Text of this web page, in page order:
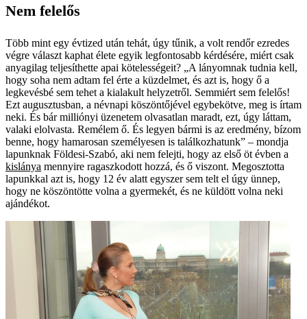
Nem felelős
Több mint egy évtized után tehát, úgy tűnik, a volt rendőr ezredes
végre választ kaphat élete egyik legfontosabb kérdésére, miért csak
anyagilag teljesíthette apai kötelességeit? „A lányomnak tudnia kell,
hogy soha nem adtam fel érte a küzdelmet, és azt is, hogy ő a
legkevésbé sem tehet a kialakult helyzetről. Semmiért sem felelős!
Ezt augusztusban, a névnapi köszöntőjével egybekötve, meg is írtam
neki. És bár milliónyi üzenetem olvasatlan maradt, ezt, úgy láttam,
valaki elolvasta. Remélem ő. És legyen bármi is az eredmény, bízom
benne, hogy hamarosan személyesen is találkozhatunk” – mondja
lapunknak Földesi-Szabó, aki nem felejti, hogy az első öt évben a
kislánya mennyire ragaszkodott hozzá, és ő viszont. Megosztotta
lapunkkal azt is, hogy 12 év alatt egyszer sem telt el úgy ünnep,
hogy ne köszöntötte volna a gyermekét, és ne küldött volna neki
ajándékot.